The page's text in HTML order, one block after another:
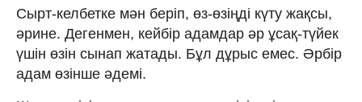
Сырт-келбетке мән беріп, өз-өзіңді күту жақсы,
әрине. Дегенмен, кейбір адамдар әр ұсақ-түйек
үшін өзін сынап жатады. Бұл дұрыс емес. Әрбір
адам өзінше әдемі.